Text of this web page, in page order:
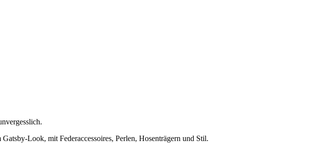
Look, mit Federaccessoires, Perlen, Hosenträgern und Stil.